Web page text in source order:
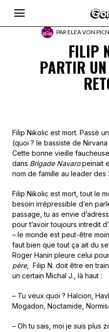
PARELEA VON
FILIP
PARTIR
Filip Nikolic est mort. Passé
(quoi ? le bassiste de
Cette bonne vieille
dans Brigade Navaropeinait
nom de famille au leader des
Filip Nikolic est mort, tout le
besoin irrépressible d’en
passage, tu as envie
pour t’avoir toujours intredit
– le monde est peut-être
faut bien que tout ça ait du
Roger Hanin pleure celui
père, Filip N. doit être en
un certain Michal J., là haut :
– Tu veux quoi ? Halcion,
Mogadon, Noctamide,
– Oh tu sais, moi je suis plus